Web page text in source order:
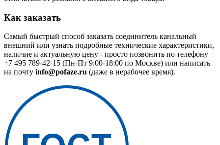
Как заказать
Самый быстрый способ заказать соединитель канальный
внешний или узнать подробные технические характеристики,
наличие и актуальную цену - просто позвонить по телефону
+7 495 789-42-15 (Пн-Пт 9:00-18:00 по Москве) или написать
на почту info@pofaze.ru (даже в нерабочее время).